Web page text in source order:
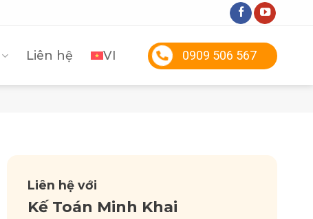
Liên hệ VI 0909 506 567
Liên hệ với
Kế Toán Minh Khai